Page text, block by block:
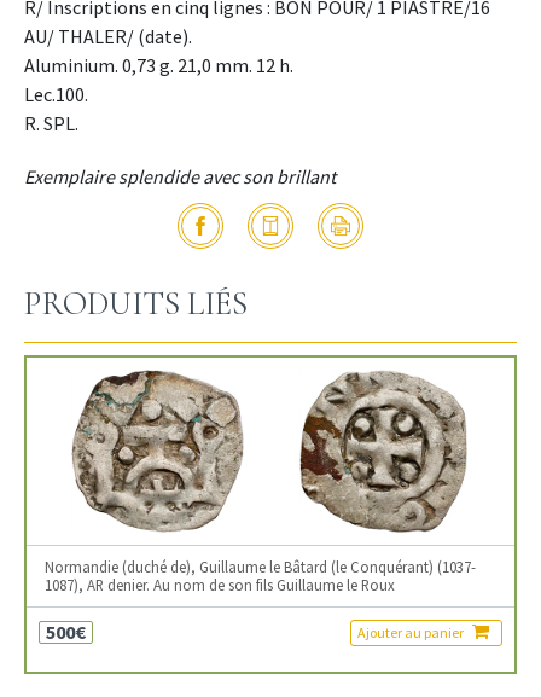
R/ Inscriptions en cinq lignes : BON POUR/ 1 PIASTRE/16
AU/ THALER/ (date).
Aluminium. 0,73 g. 21,0 mm. 12 h.
Lec.100.
R. SPL.
Exemplaire splendide avec son brillant
PRODUITS LIÉS
Normandie (duché de), Guillaume le Bâtard (le Conquérant) (1037-
1087), AR denier. Au nom de son fils Guillaume le Roux
500€ Ajouter au panier